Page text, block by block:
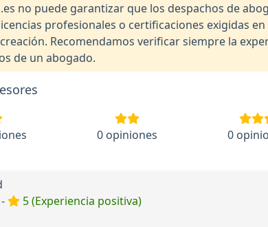
no puede garantizar que los despachos de
profesionales o certificaciones exigidas
Recomendamos verificar siempre la
de un abogado.
0 opiniones 0
5 (Experiencia positiva)